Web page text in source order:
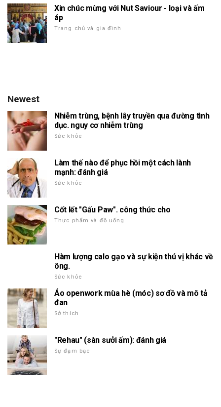
Xin chúc mừng với Nut Saviour - loại và ấm
áp
Trang chủ và gia đình
Newest
Nhiễm trùng, bệnh lây truyền qua đường tình
dục. nguy cơ nhiễm trùng
Sức khỏe
Làm thế nào để phục hồi một cách lành
mạnh: đánh giá
Sức khỏe
Cốt lết "Gấu Paw". công thức cho
Thực phẩm và đồ uống
Hàm lượng calo gạo và sự kiện thú vị khác về
ông.
Sức khỏe
Áo openwork mùa hè (móc) sơ đồ và mô tả
đan
Sở thích
"Rehau" (sàn sưởi ấm): đánh giá
Sự đạm bạc